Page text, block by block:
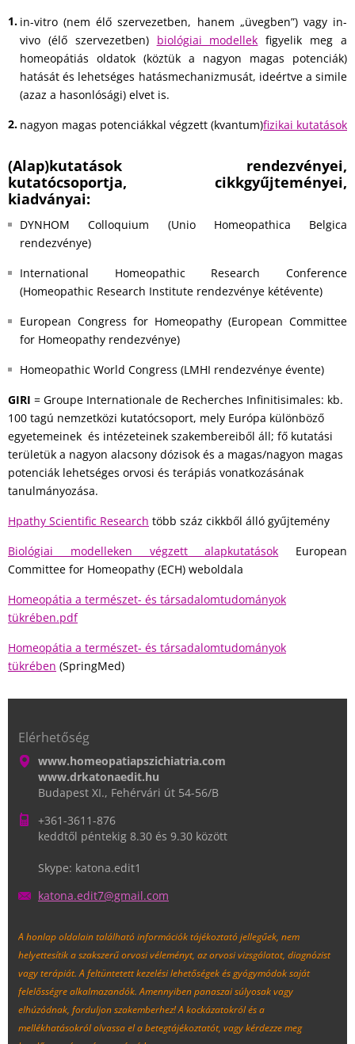
in-vitro (nem élő szervezetben, hanem „üvegben”) vagy in-
vivo (élő szervezetben) biológiai modellek figyelik meg a
homeopátiás oldatok (köztük a nagyon magas potenciák)
hatását és lehetséges hatásmechanizmusát, ideértve a simile
(azaz a hasonlósági) elvet is.
nagyon magas potenciákkal végzett (kvantum)fizikai kutatások
(Alap)kutatások rendezvényei,
kutatócsoportja, cikkgyűjteményei,
kiadványai:
DYNHOM Colloquium (Unio Homeopathica Belgica
rendezvénye)
International Homeopathic Research Conference
(Homeopathic Research Institute rendezvénye kétévente)
European Congress for Homeopathy (European Committee
for Homeopathy rendezvénye)
Homeopathic World Congress (LMHI rendezvénye évente)
GIRI = Groupe Internationale de Recherches Infinitisimales: kb.
100 tagú nemzetközi kutatócsoport, mely Európa különböző
egyetemeinek és intézeteinek szakembereiből áll; fő kutatási
területük a nagyon alacsony dózisok és a magas/nagyon magas
potenciák lehetséges orvosi és terápiás vonatkozásának
tanulmányozása.
Hpathy Scientific Research több száz cikkből álló gyűjtemény
Biológiai modelleken végzett alapkutatások European
Committee for Homeopathy (ECH) weboldala
Homeopátia a természet- és társadalomtudományok
tükrében.pdf
Homeopátia a természet- és társadalomtudományok
tükrében (SpringMed)
Elérhetőség
www.homeopatiapszichiatria.com
www.drkatonaedit.hu
Budapest XI., Fehérvári út 54-56/B
+361-3611-876
keddtől péntekig 8.30 és 9.30 között
Skype: katona.edit1
katona.edit7@gmail.com
A honlap oldalain található információk tájékoztató jellegűek, nem
helyettesítik a szakszerű orvosi véleményt, az orvosi vizsgálatot, diagnózist
vagy terápiát. A feltüntetett kezelési lehetőségek és gyógymódok saját
felelősségre alkalmazandók. Amennyiben panaszai súlyosak vagy
elhúzódnak, forduljon szakemberhez!A kockázatokról és a
mellékhatásokról olvassa el a betegtájékoztatót, vagy kérdezze meg